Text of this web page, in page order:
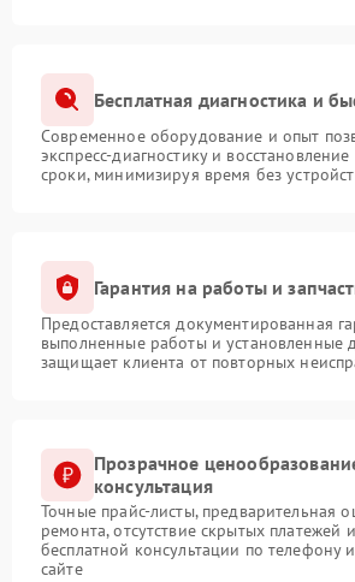
Бесплатная диагностика и
Современное оборудование и опыт
экспресс-диагностику и
сроки, минимизируя время без
Гарантия на работы и
Предоставляется документированная
выполненные работы и установленные
защищает клиента от повторных
Прозрачное
консультация
Точные прайс-листы, предварительная
ремонта, отсутствие скрытых платежей
бесплатной консультации по телефону
сайте